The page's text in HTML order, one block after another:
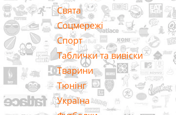
Свята
Соцмережі
Спорт
Таблички та вивіски
Тварини
Тюнінг
Україна